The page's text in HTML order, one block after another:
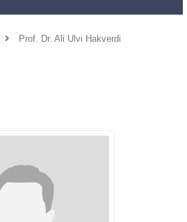
Prof. Dr. Ali Ulvi Hakverdi